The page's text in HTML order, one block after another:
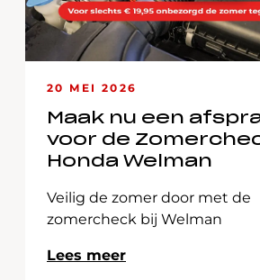
20 MEI 2026
Maak nu een
voor de
Honda Welman
Veilig de zomer door met de
zomercheck bij Welman
Lees meer